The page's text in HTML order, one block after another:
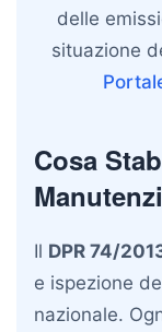
delle
situazione
Cosa
Il DPR 74/
e ispezione
nazionale.